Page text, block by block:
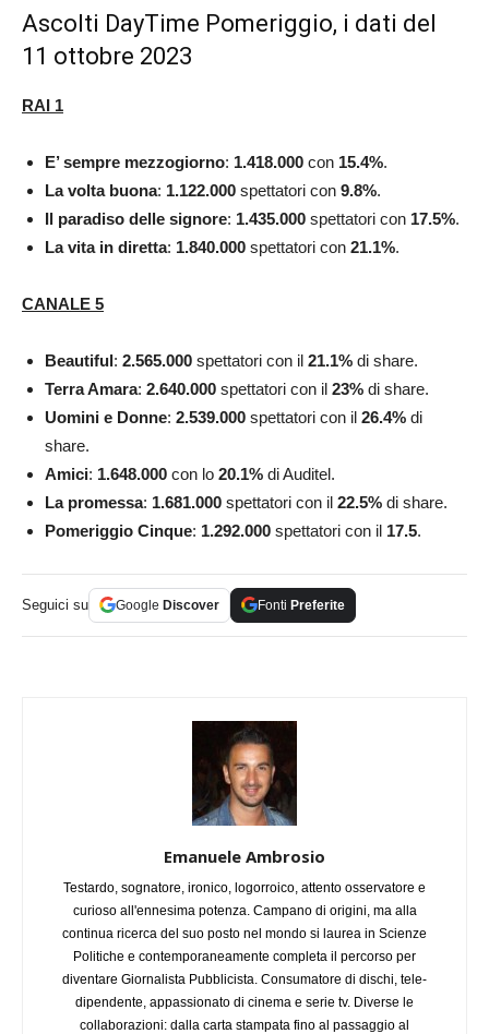
Ascolti DayTime Pomeriggio, i dati del
11 ottobre 2023
RAI 1
E’ sempre mezzogiorno: 1.418.000 con 15.4%.
La volta buona: 1.122.000 spettatori con 9.8%.
Il paradiso delle signore: 1.435.000 spettatori con 17.5%.
La vita in diretta: 1.840.000 spettatori con 21.1%.
CANALE 5
Beautiful: 2.565.000 spettatori con il 21.1% di share.
Terra Amara: 2.640.000 spettatori con il 23% di share.
Uomini e Donne: 2.539.000 spettatori con il 26.4% di
share.
Amici: 1.648.000 con lo 20.1% di Auditel.
La promessa: 1.681.000 spettatori con il 22.5% di share.
Pomeriggio Cinque: 1.292.000 spettatori con il 17.5.
Seguici su Google Discover Fonti Preferite
Emanuele Ambrosio
Testardo, sognatore, ironico, logorroico, attento osservatore e
curioso all'ennesima potenza. Campano di origini, ma alla
continua ricerca del suo posto nel mondo si laurea in Scienze
Politiche e contemporaneamente completa il percorso per
diventare Giornalista Pubblicista. Consumatore di dischi, tele-
dipendente, appassionato di cinema e serie tv. Diverse le
collaborazioni: dalla carta stampata fino al passaggio al